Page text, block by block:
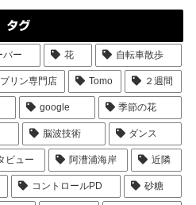
タグ
バー 花 自転車散歩
プリン専門店 Tomo ２週間
google 季節の花
脳波技術 ダンス
ビュー 阿漕浦海岸 近隣
コントロールPD 砂糖